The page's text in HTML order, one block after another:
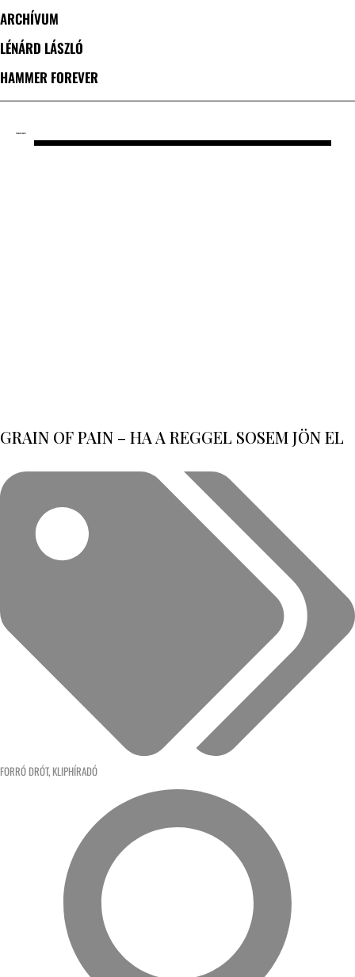
ARCHÍVUM
LÉNÁRD LÁSZLÓ
HAMMER FOREVER
GRAIN OF PAIN – HA A REGGEL SOSEM JÖN EL
FORRÓ DRÓT, KLIPHÍRADÓ